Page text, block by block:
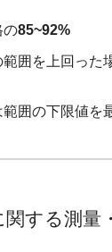
の85~92%
囲を上回った
囲の下限値を
関する測量